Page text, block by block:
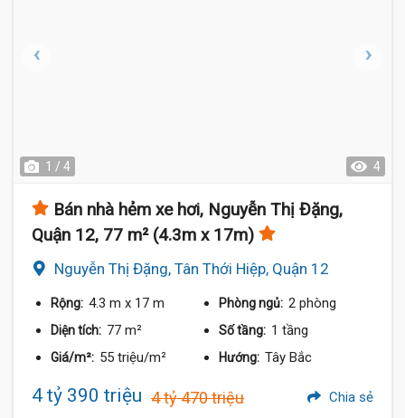
1 / 4 4
Bán nhà hẻm xe hơi, Nguyễn Thị Đặng,
Quận 12, 77 m² (4.3m x 17m)
Nguyễn Thị Đặng, Tân Thới Hiệp, Quận 12
Rộng: 4.3 m x 17 m Phòng ngủ: 2 phòng
Diện tích: 77 m² Số tầng: 1 tầng
Giá/m²: 55 triệu/m² Hướng: Tây Bắc
4 tỷ 390 triệu 4 tỷ 470 triệu Chia sẻ